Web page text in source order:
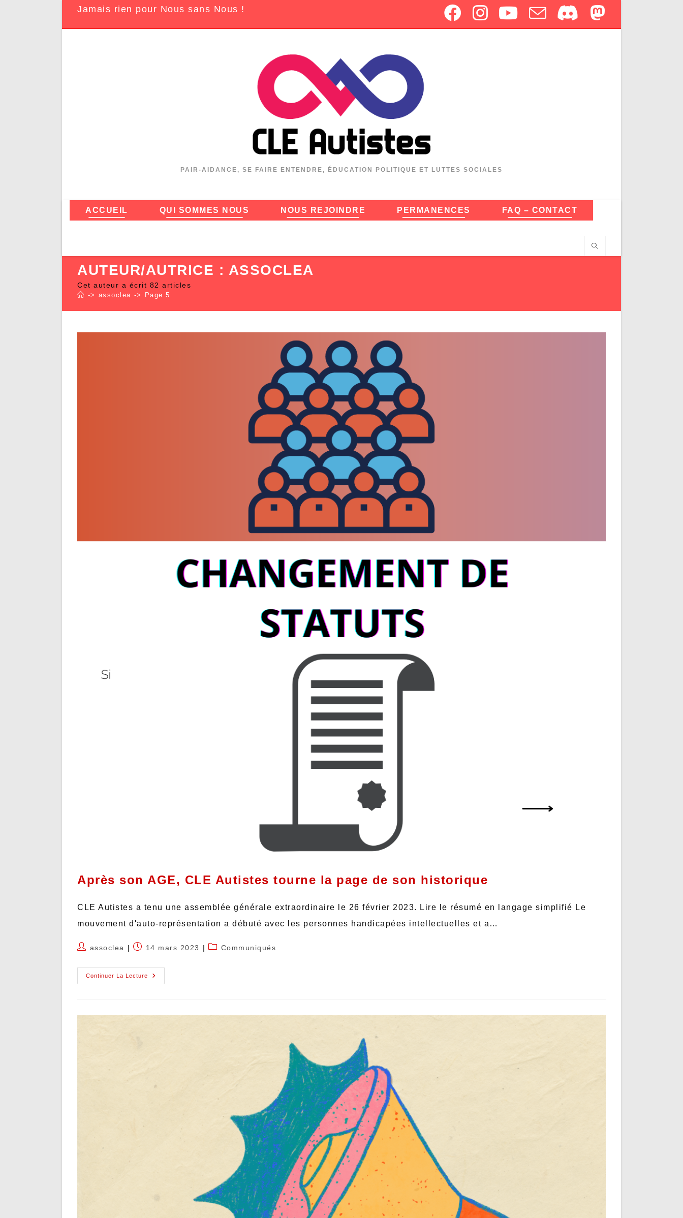
Jamais rien pour Nous sans Nous !
PAIR-AIDANCE, SE FAIRE ENTENDRE, ÉDUCATION POLITIQUE ET LUTTES SOCIALES
ACCUEIL QUI SOMMES NOUS NOUS REJOINDRE PERMANENCES FAQ – CONTACT
AUTEUR/AUTRICE : ASSOCLEA
Cet auteur a écrit 82 articles
-> assoclea -> Page 5
Après son AGE, CLE Autistes tourne la page de son historique
CLE Autistes a tenu une assemblée générale extraordinaire le 26 février 2023. Lire le résumé en langage simplifié Le
mouvement d'auto-représentation a débuté avec les personnes handicapées intellectuelles et a…
assoclea 14 mars 2023 Communiqués
Continuer La Lecture